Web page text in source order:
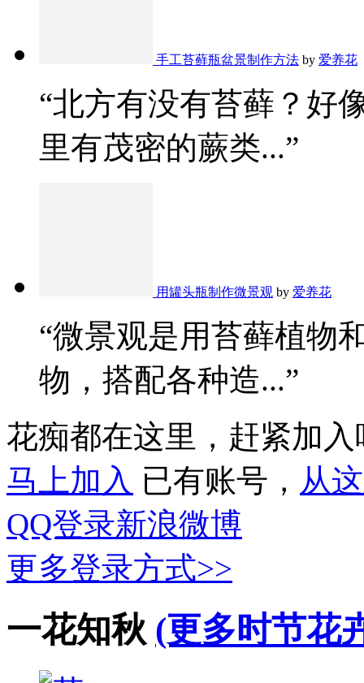
手工苔藓瓶盆景制作方法 by 爱养花
“北方有没有苔藓？好
里有茂密的蕨类...”
用罐头瓶制作微景观 by 爱养花
“微景观是用苔藓植物
物，搭配各种造...”
花痴都在这里，赶紧加入
马上加入 已有账号， 从
QQ登录新浪微博
更多登录方式>>
一花知秋 (更多时节花